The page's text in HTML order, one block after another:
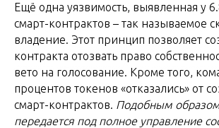
Ещё одна уязвимость, выявленная у
смарт-контрактов – так называемое
владение. Этот принцип позволяет
контракта отозвать право
вето на голосование. Кроме того,
процентов токенов «отказались» от
смарт-контрактов. Подобным
передается под полное управление